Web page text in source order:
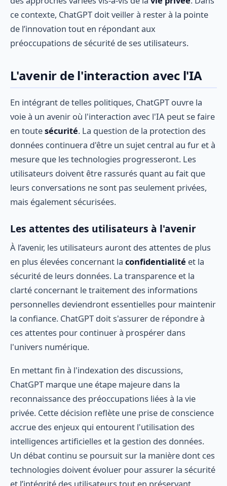
ce contexte, ChatGPT doit veiller à rester à la pointe
de l’innovation tout en répondant aux
préoccupations de sécurité de ses utilisateurs.
L'avenir de l'interaction avec l'IA
En intégrant de telles politiques, ChatGPT ouvre la
voie à un avenir où l'interaction avec l'IA peut se faire
en toutesécurité. La question de la protection des
données continuera d'être un sujet central au fur et à
mesure que les technologies progresseront. Les
utilisateurs doivent être rassurés quant au fait que
leurs conversations ne sont pas seulement privées,
mais également sécurisées.
Les attentes des utilisateurs à l'avenir
À l’avenir, les utilisateurs auront des attentes de plus
en plus élevées concernant la confidentialité et la
sécurité de leurs données. La transparence et la
clarté concernant le traitement des informations
personnelles deviendront essentielles pour maintenir
la confiance. ChatGPT doit s'assurer de répondre à
ces attentes pour continuer à prospérer dans
l'univers numérique.
En mettant fin à l'indexation des discussions,
ChatGPT marque une étape majeure dans la
reconnaissance des préoccupations liées à la vie
privée. Cette décision reflète une prise de conscience
accrue des enjeux qui entourent l'utilisation des
intelligences artificielles et la gestion des données.
Un débat continu se poursuit sur la manière dont ces
technologies doivent évoluer pour assurer la sécurité